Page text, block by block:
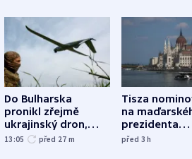
Do Bulharska
pronikl zřejmě
ukrajinský dron,
explodoval kilometr
13:05 před 27 m
Tisza
na
prezidenta
bývalého
před 3h